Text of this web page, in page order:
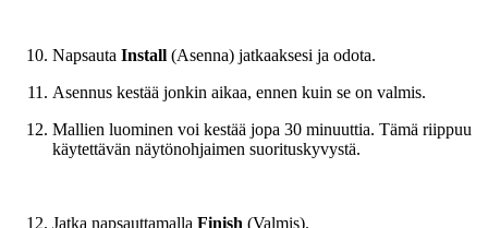
Napsauta Install (Asenna) jatkaaksesi ja odota.
Asennus kestää jonkin aikaa, ennen kuin se on valmis.
Mallien luominen voi kestää jopa 30 minuuttia. Tämä riippuu
käytettävän näytönohjaimen suorituskyvystä.
Jatka napsauttamalla Finish (Valmis).